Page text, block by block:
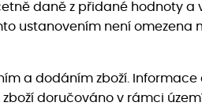
daně z přidané hodnoty a
ustanovením není omezena
a dodáním zboží.
doručováno v rámci